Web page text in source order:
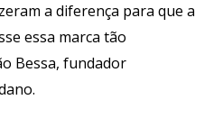
a diferença para que a
essa marca tão
Bessa, fundador